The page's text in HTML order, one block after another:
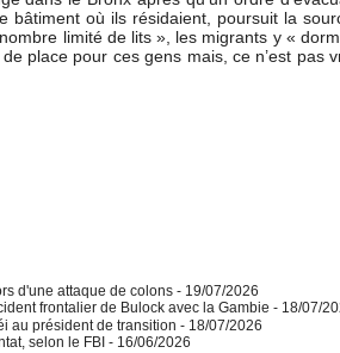
bâtiment où ils résidaient, poursuit la
limité de lits », les migrants y «
place pour ces gens mais, ce n’est pas
d'une attaque de colons - 19/07/2026
frontalier de Bulock avec la Gambie - 18/07/
au président de transition - 18/07/2026
selon le FBI - 16/06/2026